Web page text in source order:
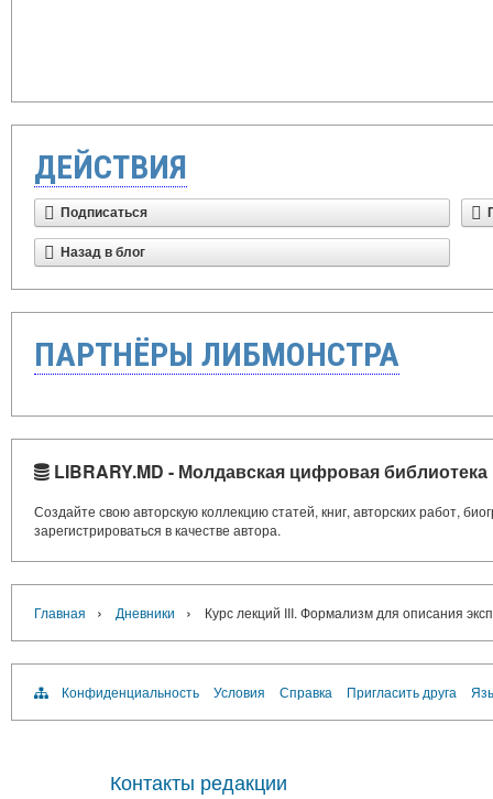
ДЕЙСТВИЯ
Подписаться
Назад в блог
ПАРТНЁРЫ ЛИБМОНСТРА
LIBRARY.MD - Молдавская цифровая библиотека
Создайте свою авторскую коллекцию статей, книг, авторских работ,
зарегистрироваться в качестве автора.
Главная › Дневники › Курс лекций III. Формализм для описания
Конфиденциальность Условия Справка Пригласить друга
Контакты редакции